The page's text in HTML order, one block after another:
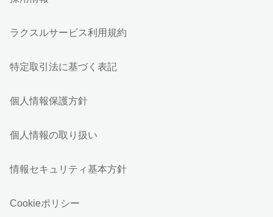
ラクスルサービス利用規約
特定取引法に基づく表記
個人情報保護方針
個人情報の取り扱い
情報セキュリティ基本方針
Cookieポリシー